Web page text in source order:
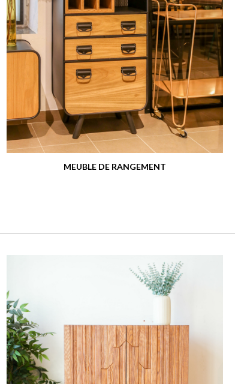
MEUBLE DE RANGEMENT